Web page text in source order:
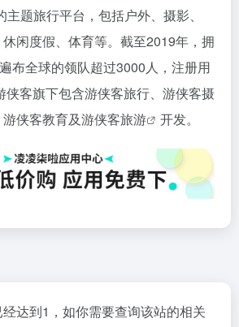
题旅行平台，包括户外、摄影、
闲度假、体育等。截至2019年，拥
布全球的领队超过3000人，注册用
侠客旗下包含游侠客旅行、游侠客摄
侠客教育及游侠客旅游 开发。
达到1，如你需要查询该站的相关